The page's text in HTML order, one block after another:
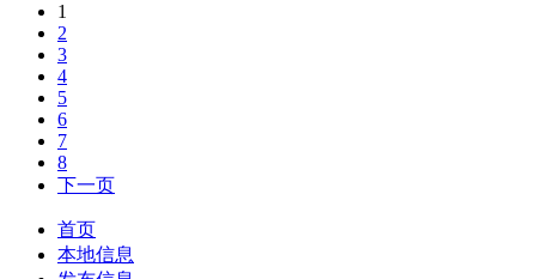
1
2
3
4
5
6
7
8
下一页
首页
本地信息